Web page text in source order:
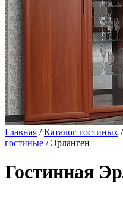
Главная /Каталог гостиных /
гостиные / Эрланген
Гостинная